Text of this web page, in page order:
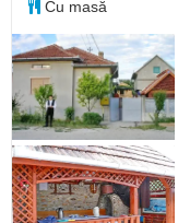
Cu masă